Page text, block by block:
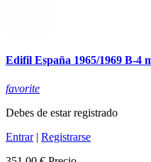
Edifil España 1965/1969 B-4
favorite
Debes de estar registrado
Entrar| Registrarse